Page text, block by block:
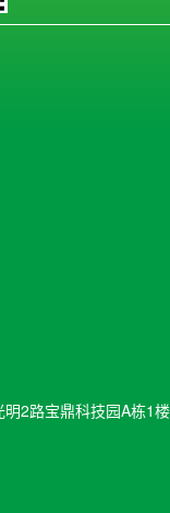
2路宝鼎科技园A栋1楼